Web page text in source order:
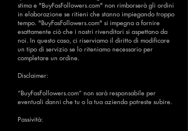
stima e "BuyFasFollowers.com" non rimborserà gli ordini
in elaborazione se ritieni che stanno impiegando troppo
tempo. "BuyFasFollowers.com" si impegna a fornire
esattamente ciò che i nostri rivenditori si aspettano da
noi. In questo caso, ci riserviamo il diritto di modificare
un tipo di servizio se lo riteniamo necessario per
completare un ordine.
Disclaimer:
“BuyFasFollowers.com” non sarà responsabile per
eventuali danni che tu o la tua azienda potreste subire.
Passività: